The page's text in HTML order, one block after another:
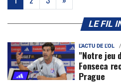
LE FIL
L'ACTU DE L'OL
"Notre jeu
Fonseca
Prague